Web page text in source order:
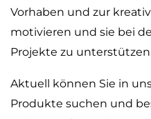
Vorhaben und zur
motivieren und sie bei
Projekte zu
Aktuell können Sie in
Produkte suchen und